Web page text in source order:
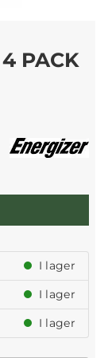
PACK
I lager
I lager
I lager